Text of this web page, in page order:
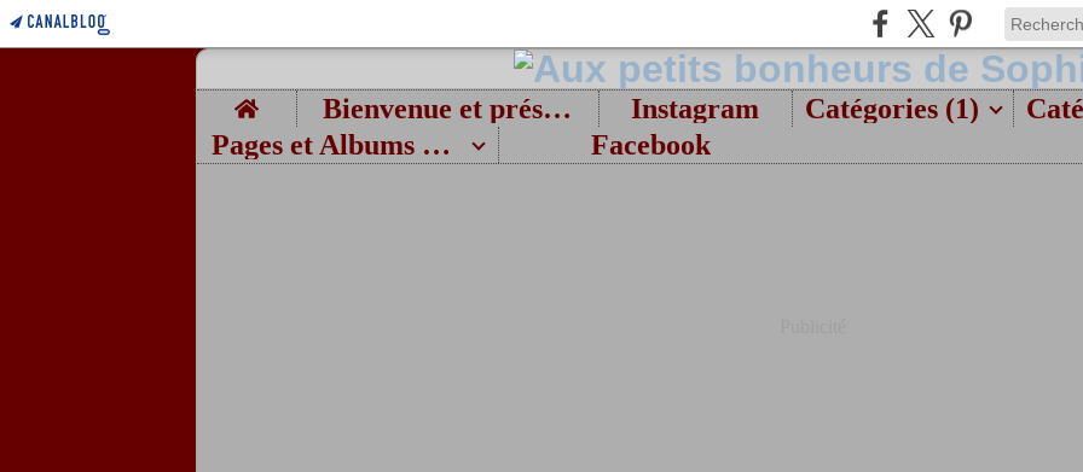
Home Bienvenue et présentation Instagram Catégories (1)
Pages et Albums photos
Facebook